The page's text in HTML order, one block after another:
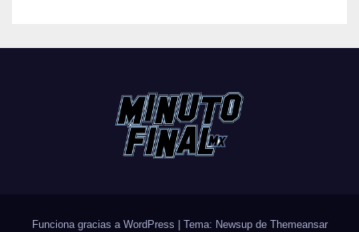
Funciona gracias a WordPress Tema: Newsup de Themeansar